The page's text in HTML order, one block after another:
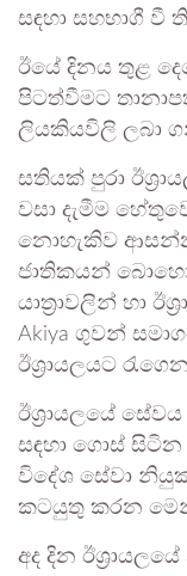
සඳහා සහභාගී වී
ඊයේ දිනය තුළ
පිටත්වීමට
ලියකියවිලි ලබා
සතියක් පුරා
වසා දැමීම
නොහැකිව ආසන්න
ජාතිකයන් බොහෝ
යාත්‍රාවලින් හා
Akiya ගුවන්
ඊශ්‍රායලයට
ඊශ්‍රායලයේ
සඳහා ගොස් සිටින
විදේශ සේවා
කටයුතු කරන
අද දින